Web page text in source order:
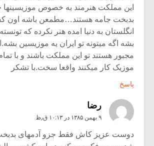
این مملکت هنرمند به خصوص موزیسینها
بدبخت جامه هستند…مطمعن باشه اون
انگلستان به دنیا امده هنر نکرده که
بشه اگه میتونه تو ایران یه موزیسین
مجبور هستند تو این مملکت باشند و با
موزیک کار میکنند واقعا سخت.با تشکر
پاسخ
رضا
۹ بهمن ۱۳۸۵ در ۱۰:۱۳ ق٫ظ
دوست عزیز کاش فقط جزو آدمهای